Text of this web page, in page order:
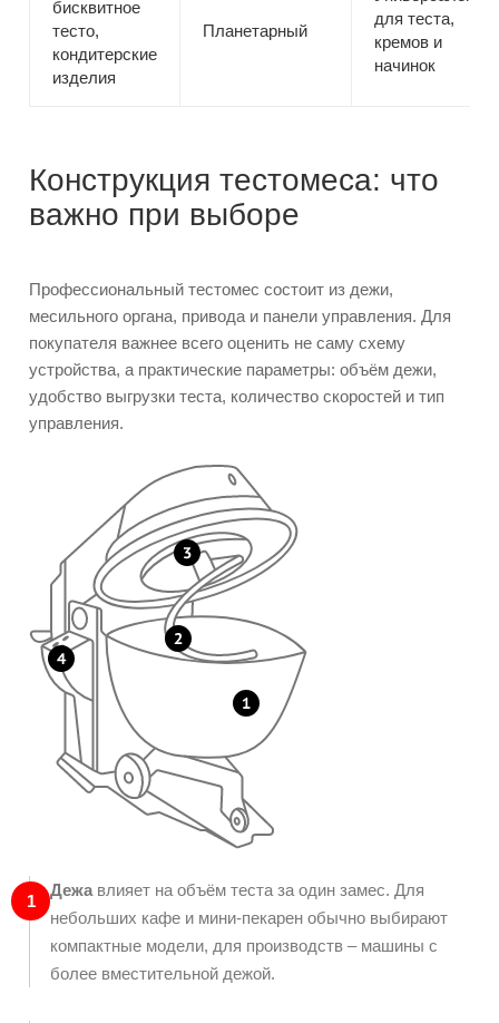
бисквитное
тесто,
кондитерские
изделия
Планетарный
для теста,
кремов и
начинок
Конструкция тестомеса: что
важно при выборе
Профессиональный тестомес состоит из дежи,
месильного органа, привода и панели управления. Для
покупателя важнее всего оценить не саму схему
устройства, а практические параметры: объём дежи,
удобство выгрузки теста, количество скоростей и тип
управления.
1
Дежа влияет на объём теста за один замес. Для
небольших кафе и мини-пекарен обычно выбирают
компактные модели, для производств – машины с
более вместительной дежой.